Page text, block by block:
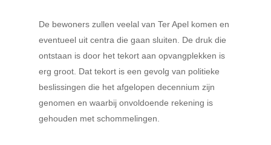
De bewoners zullen veelal van Ter Apel komen en
eventueel uit centra die gaan sluiten. De druk die
ontstaan is door het tekort aan opvangplekken is
erg groot. Dat tekort is een gevolg van politieke
beslissingen die het afgelopen decennium zijn
genomen en waarbij onvoldoende rekening is
gehouden met schommelingen.